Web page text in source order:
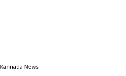
Kannada News